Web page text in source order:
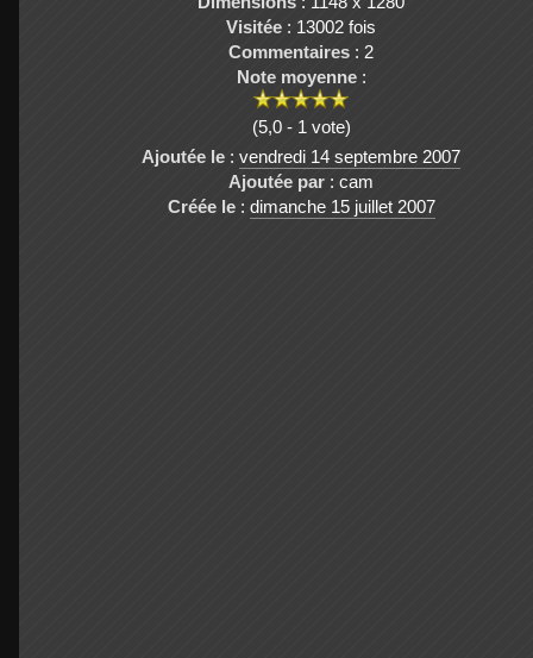
Visitée : 13002 fois
Commentaires : 2
Note moyenne:
(5,0 - 1 vote)
Ajoutée le : vendredi 14 septembre 2007
Ajoutée par : cam
Créée le: dimanche 15 juillet 2007